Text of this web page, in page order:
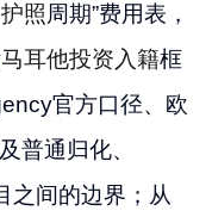
护照周期”费用表，
马耳他投资入籍框
官方口径、欧
普通归化、
之间的边界；从